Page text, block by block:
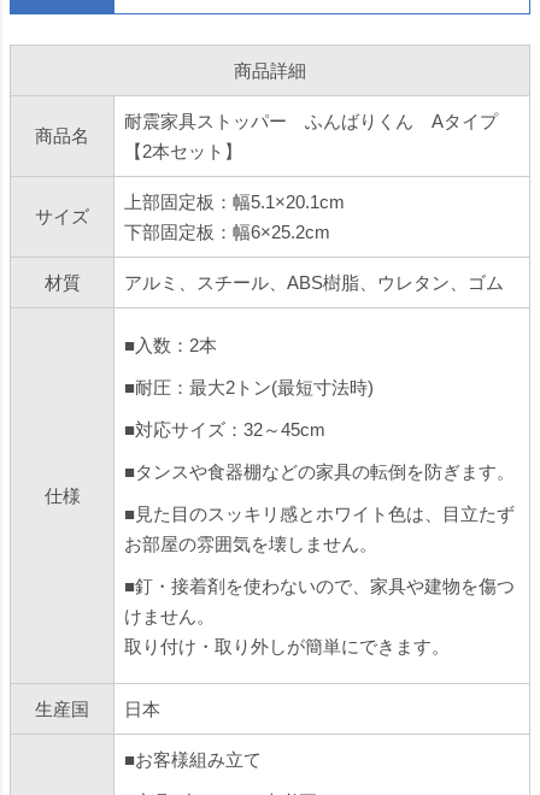
商品詳細
商品名
耐震家具ストッパー ふんばりくん Aタイプ
【2本セット】
サイズ
上部固定板：幅5.1×20.1cm
下部固定板：幅6×25.2cm
材質 アルミ、スチール、ABS樹脂、ウレタン、ゴム
仕様
■入数：2本
■耐圧：最大2トン(最短寸法時)
■対応サイズ：32～45cm
■タンスや食器棚などの家具の転倒を防ぎます。
■見た目のスッキリ感とホワイト色は、目立たず
お部屋の雰囲気を壊しません。
■釘・接着剤を使わないので、家具や建物を傷つ
けません。
取り付け・取り外しが簡単にできます。
生産国 日本
■お客様組み立て